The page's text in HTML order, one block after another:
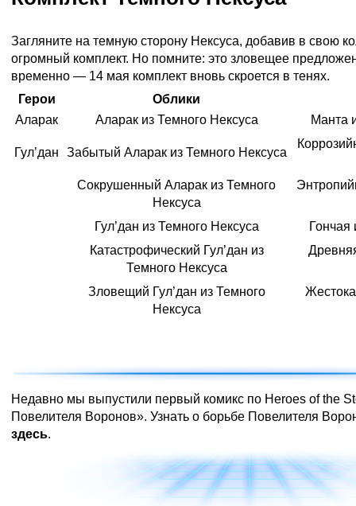
Загляните на темную сторону Нексуса, добавив в свою
огромный комплект. Но помните: это зловещее
временно — 14 мая комплект вновь скроется в тенях.
Герои
Облики
Аларак
Аларак из Темного Нексуса Манта
Гул’дан Забытый Аларак из Темного Нексуса
Сокрушенный Аларак из Темного
Нексуса
Гул’дан из Темного Нексуса
Гончая
Катастрофический Гул’дан из
Темного Нексуса
Зловещий Гул’дан из Темного
Нексуса
Недавно мы выпустили первый комикс по Heroes of the
Повелителя Воронов». Узнать о борьбе Повелителя
здесь.